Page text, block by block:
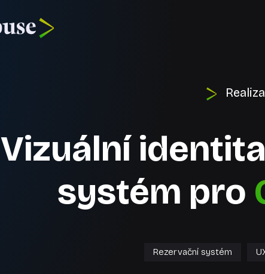
Vizuální
systém pro
Rezervační systém